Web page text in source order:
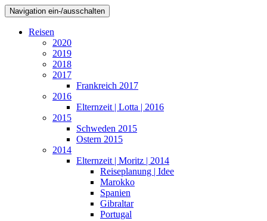
Navigation ein-/ausschalten
Reisen
2020
2019
2018
2017
Frankreich 2017
2016
Elternzeit | Lotta | 2016
2015
Schweden 2015
Ostern 2015
2014
Elternzeit | Moritz | 2014
Reiseplanung | Idee
Marokko
Spanien
Gibraltar
Portugal